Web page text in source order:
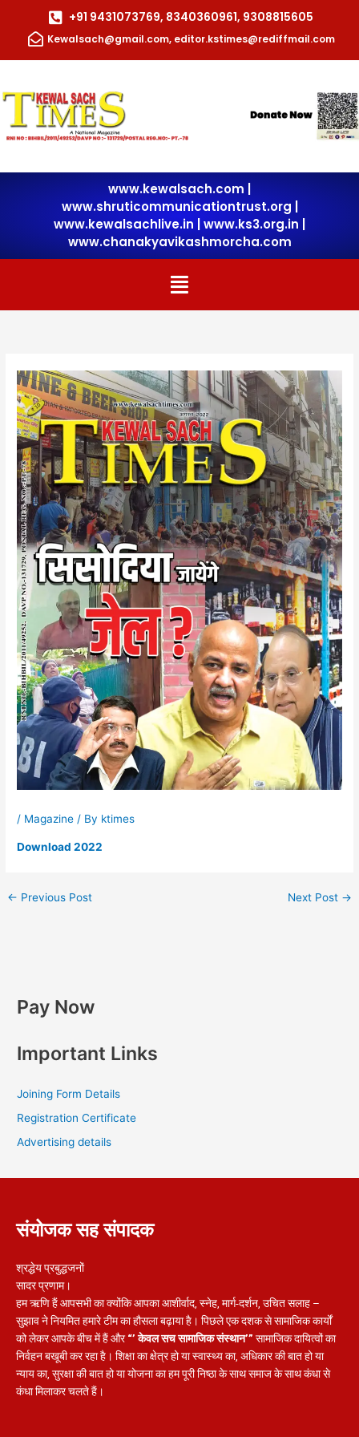
content
+91 9431073769, 8340360961, 9308815605
Kewalsach@gmail.com, editor.kstimes@rediffmail.com
www.kewalsach.com
www.shruticommunicationtrust.org
www.kewalsachlive.in
www.ks3.org.in |
www.chanakyavikashmorcha.com
Menu
/ Magazine / By ktimes
Download 2022
← Previous Post Next Post →
Pay Now
Important Links
Joining Form Details
Registration Certificate
Advertising details
संयोजक सह संपादक
श्रद्धेय प्रबुद्धजनों
सादर प्रणाम।
हम ऋणि हैं आपसभी का क्योंकि आपका आशीर्वाद, स्नेह, मार्ग-दर्शन, उचित सलाह –
सुझाव ने नियमित हमारे टीम का हौसला बढ़ाया है। पिछले एक दशक से सामाजिक कार्यों
को लेकर आपके बीच में हैं और“’ केवल सच सामाजिक संस्थान’” सामाजिक दायित्वों का
निर्वहन बखूबी कर रहा है। शिक्षा का क्षेत्र हो या स्वास्थ्य का, अधिकार की बात हो या
न्याय का, सुरक्षा की बात हो या योजना का हम पूरी निष्ठा के साथ समाज के साथ कंधा से
कंधा मिलाकर चलते हैं।